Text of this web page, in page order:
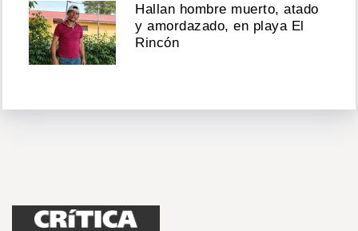
Hallan hombre muerto, atado
y amordazado, en playa El
Rincón